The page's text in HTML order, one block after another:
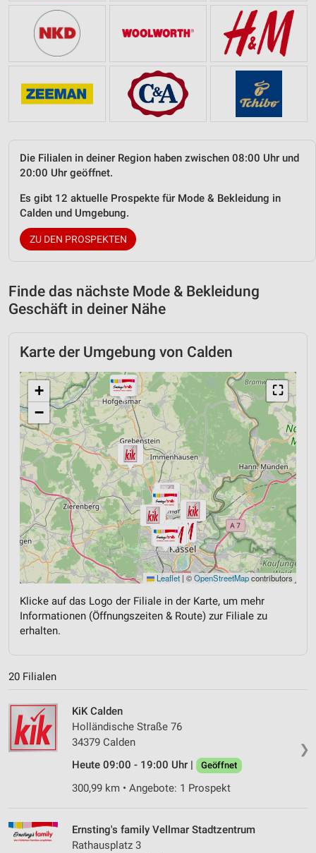
Die Filialen in deiner Region haben zwischen 08:00 Uhr und
20:00 Uhr geöffnet.
Es gibt 12 aktuelle Prospekte für Mode & Bekleidung in
Calden und Umgebung.
ZU DEN PROSPEKTEN
Finde das nächste Mode & Bekleidung
Geschäft in deiner Nähe
Karte der Umgebung von Calden
⛶
+
−
Leaflet | ©OpenStreetMapcontributors
Klicke auf das Logo der Filiale in der Karte, um mehr
Informationen (Öffnungszeiten & Route) zur Filiale zu
erhalten.
20 Filialen
❯
KiK Calden
Holländische Straße 76
34379 Calden
Heute 09:00 - 19:00 Uhr |
Geöffnet
300,99 km • Angebote: 1 Prospekt
Ernsting's family Vellmar Stadtzentrum
Rathausplatz 3